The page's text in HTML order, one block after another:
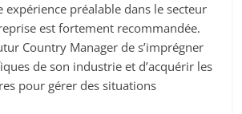
expérience préalable dans le secteur
est fortement recommandée.
Country Manager de s’imprégner
de son industrie et d’acquérir les
pour gérer des situations